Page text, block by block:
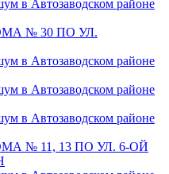
в Автозаводском районе
№ 30 ПО УЛ.
в Автозаводском районе
в Автозаводском районе
в Автозаводском районе
№ 11, 13 ПО УЛ. 6-ОЙ